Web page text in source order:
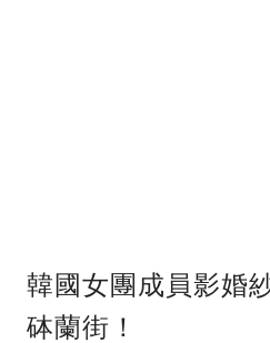
韓國女團成員影婚
砵蘭街！